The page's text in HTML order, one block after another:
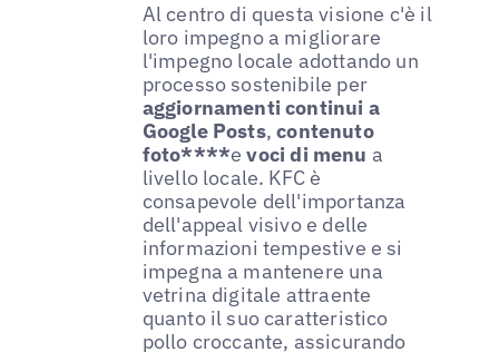
Al centro di questa visione c'è il
loro impegno a migliorare
l'impegno locale adottando un
processo sostenibile per
aggiornamenti continui a
Google Posts,contenuto
foto****evoci di menu a
livello locale. KFC è
consapevole dell'importanza
dell'appeal visivo e delle
informazioni tempestive e si
impegna a mantenere una
vetrina digitale attraente
quanto il suo caratteristico
pollo croccante, assicurando